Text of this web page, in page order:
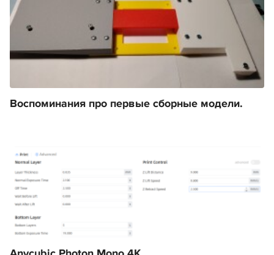
Воспоминания про первые сборные модели.